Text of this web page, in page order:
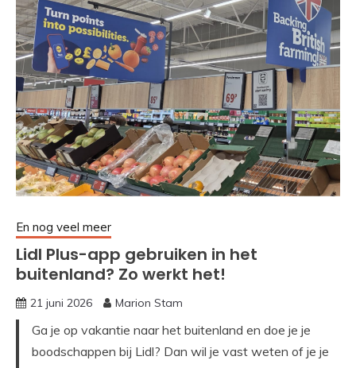
En nog veel meer
Lidl Plus-app gebruiken in het
buitenland? Zo werkt het!
21 juni 2026 Marion Stam
Ga je op vakantie naar het buitenland en doe je je
boodschappen bij Lidl? Dan wil je vast weten of je je